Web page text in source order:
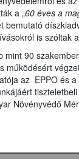
a „60 éves a
bemutató
is szóltak
90
működésért
az EPPO és
Növényvédő